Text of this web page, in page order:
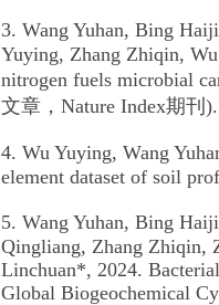
3. Wang Yuhan, Bing
Yuying, Zhang Zhiqin,
nitrogen fuels microbial
文章，Nature Index期刊).
4. Wu Yuying, Wang
element dataset of soil
5. Wang Yuhan, Bing
Qingliang, Zhang Zhiqin,
Linchuan*, 2024.
Global Biogeochemical